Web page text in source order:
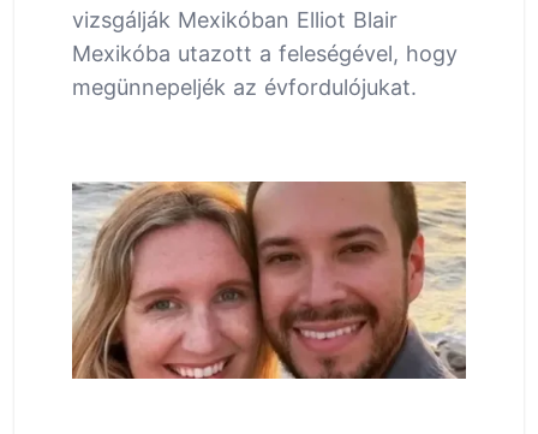
vizsgálják Mexikóban Elliot Blair
Mexikóba utazott a feleségével, hogy
megünnepeljék az évfordulójukat.